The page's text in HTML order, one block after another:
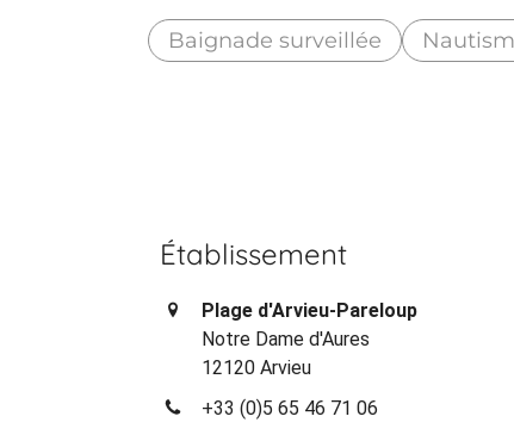
Baignade surveillée
Établissement
Plage d'Arvieu-Pareloup
Notre Dame d'Aures
12120 Arvieu
+33 (0)5 65 46 71 06